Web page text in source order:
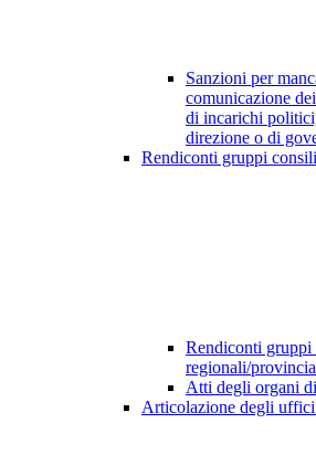
Sanzioni per
comunicazione
di incarichi
direzione o di
Rendiconti gruppi
Rendiconti gruppi
regionali/
Atti degli organi
Articolazione degli uffici